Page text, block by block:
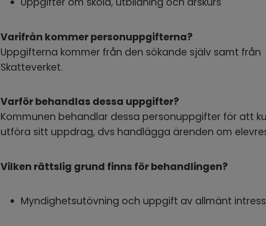
Varifrån kommer personuppgifterna?
Uppgifterna kommer från den sökande själv samt från
Skatteverket.
Varför behandlas dessa uppgifter?
Kommunen behandlar dessa personuppgifter för att
utföra sitt uppdrag, dvs handlägga ärenden om
Vilken rättslig grund finns för behandlingen?
Myndighetsutövning och uppgift av allmänt